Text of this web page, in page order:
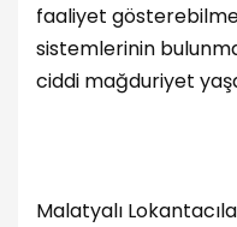
faaliyet
sistemlerinin
ciddi mağduriyet
Malatyalı